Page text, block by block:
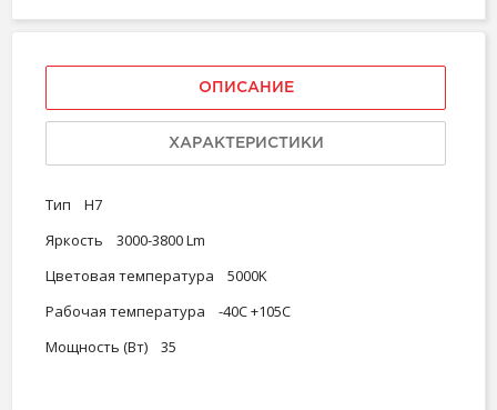
ОПИСАНИЕ
ХАРАКТЕРИСТИКИ
Тип H7
Яркость 3000-3800 Lm
Цветовая температура 5000K
Рабочая температура -40C +105C
Мощность (Вт) 35